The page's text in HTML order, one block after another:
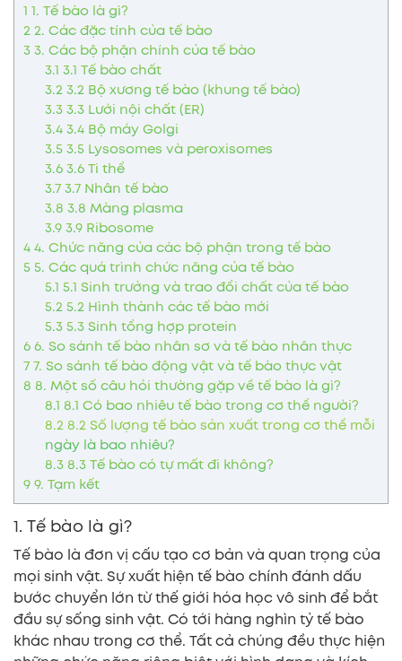
1 1. Tế bào là gì?
22. Các đặc tính của tế bào
33. Các bộ phận chính của tế bào
3.1 3.1 Tế bào chất
3.23.2 Bộ xương tế bào (khung tế bào)
3.33.3 Lưới nội chất (ER)
3.43.4 Bộ máy Golgi
3.53.5 Lysosomes và peroxisomes
3.63.6 Ti thể
3.73.7 Nhân tế bào
3.8 3.8 Màng plasma
3.93.9 Ribosome
44. Chức năng của các bộ phận trong tế bào
55. Các quá trình chức năng của tế bào
5.1 5.1 Sinh trưởng và trao đổi chất của tế bào
5.25.2 Hình thành các tế bào mới
5.35.3 Sinh tổng hợp protein
66. So sánh tế bào nhân sơ và tế bào nhân thực
77. So sánh tế bào động vật và tế bào thực vật
8 8. Một số câu hỏi thường gặp về tế bào là gì?
8.1 8.1 Có bao nhiêu tế bào trong cơ thể người?
8.28.2 Số lượng tế bào sản xuất trong cơ thể mỗi
ngày là bao nhiêu?
8.38.3 Tế bào có tự mất đi không?
99. Tạm kết
1. Tế bào là gì?
Tế bào là đơn vị cấu tạo cơ bản và quan trọng của
mọi sinh vật. Sự xuất hiện tế bào chính đánh dấu
bước chuyển lớn từ thế giới hóa học vô sinh để bắt
đầu sự sống sinh vật. Có tới hàng nghìn tỷ tế bào
khác nhau trong cơ thể. Tất cả chúng đều thực hiện